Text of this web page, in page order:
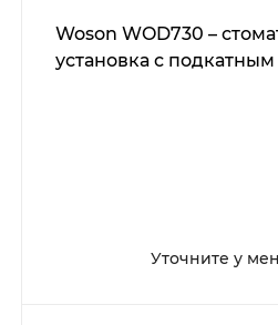
Woson WOD730 –
установка с
Уточните у